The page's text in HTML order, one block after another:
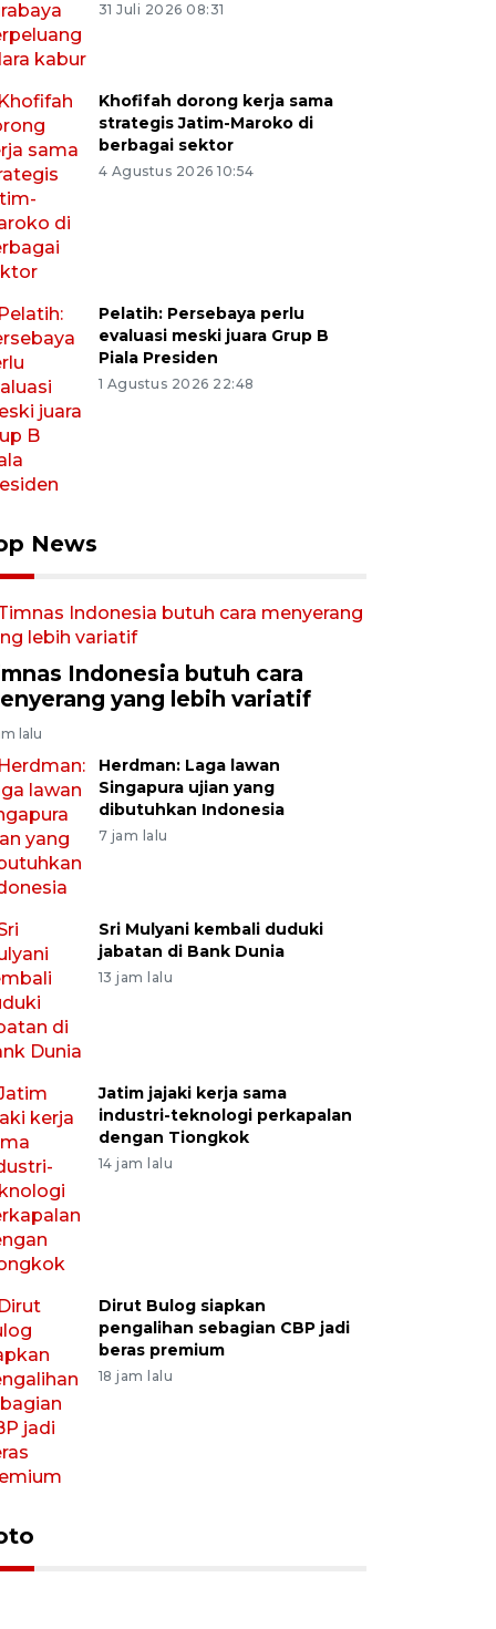
31 Juli 2026 08:31
Khofifah dorong kerja sama
strategis Jatim-Maroko di
berbagai sektor
4 Agustus 2026 10:54
Pelatih: Persebaya perlu
evaluasi meski juara Grup B
Piala Presiden
1 Agustus 2026 22:48
News
Indonesia butuh cara
yang lebih variatif
lalu
Herdman: Laga lawan
Singapura ujian yang
dibutuhkan Indonesia
7 jam lalu
Sri Mulyani kembali duduki
jabatan di Bank Dunia
13 jam lalu
Jatim jajaki kerja sama
industri-teknologi perkapalan
dengan Tiongkok
14 jam lalu
Dirut Bulog siapkan
pengalihan sebagian CBP jadi
beras premium
18 jam lalu